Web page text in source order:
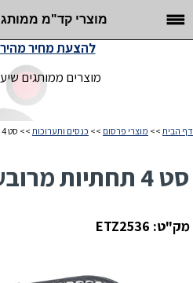
מוצרי קד"מ
מוצרים ממותגים
להצעת מחיר
דף הבית >> מוצרי פרסום >> כנסים ותערוכות >> סט 4 תחתיות מרובעות
סט 4 תחתיות מרובעות
מק"ט: ETZ2536